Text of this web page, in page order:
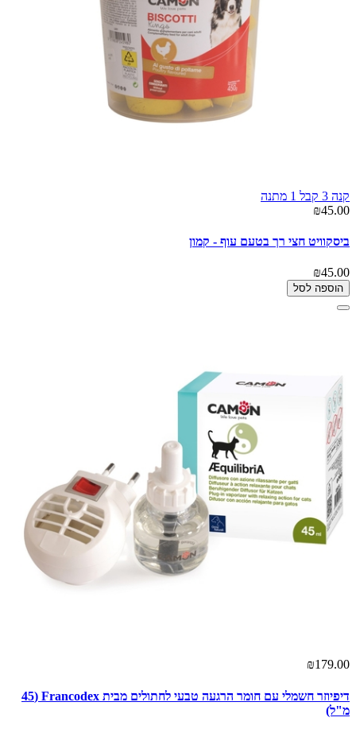
קנה 3 קבל 1 מתנה
₪45.00
ביסקוויט חצי רך בטעם עוף - קמון
₪45.00
הוספה לסל
₪179.00
דיפיוזר חשמלי עם חומר הרגעה טבעי לחתולים מבית Francodex (45
מ"ל)